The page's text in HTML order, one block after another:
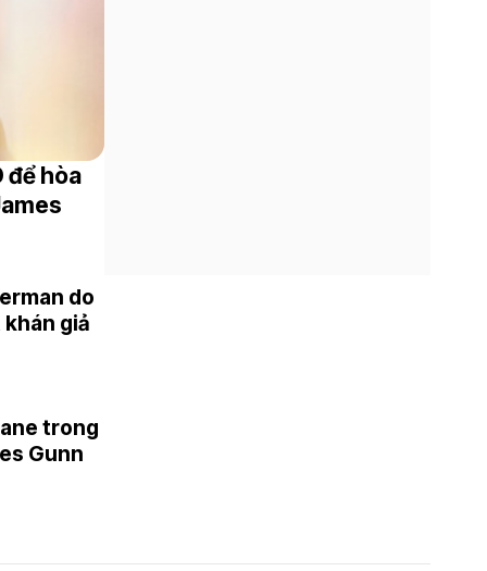
để hòa
do
khán giả
trong
Gunn